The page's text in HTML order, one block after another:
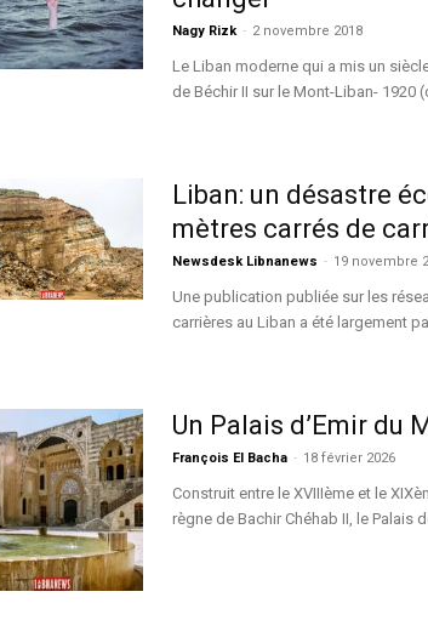
Nagy Rizk - 2 novembre 2018
Le Liban moderne qui a mis un
de Béchir II sur le Mont-Liban- 1920
Liban: un désastre
mètres carrés de
Newsdesk Libnanews - 19 novembre
Une publication publiée sur les
carrières au Liban a été largement
Un Palais d’Emir du
François El Bacha - 18 février 2026
Construit entre le XVIIIème et le
règne de Bachir Chéhab II, le Palais